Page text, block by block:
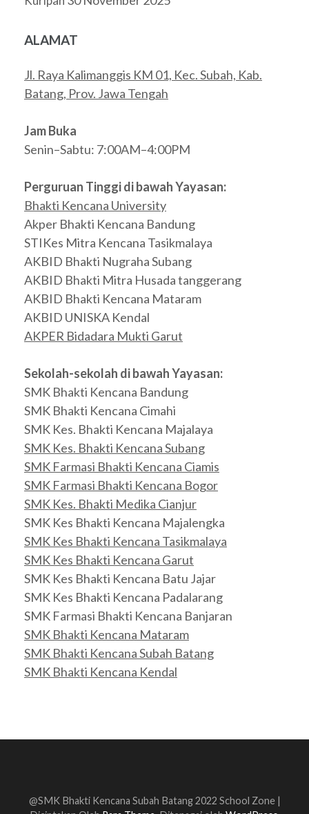
ALAMAT
Jl. Raya Kalimanggis KM 01, Kec. Subah, Kab.
Batang, Prov. Jawa Tengah
Jam Buka
Senin–Sabtu: 7:00AM–4:00PM
Perguruan Tinggi di bawah Yayasan:
Bhakti Kencana University
Akper Bhakti Kencana Bandung
STIKes Mitra Kencana Tasikmalaya
AKBID Bhakti Nugraha Subang
AKBID Bhakti Mitra Husada tanggerang
AKBID Bhakti Kencana Mataram
AKBID UNISKA Kendal
AKPER Bidadara Mukti Garut
Sekolah-sekolah di bawah Yayasan:
SMK Bhakti Kencana Bandung
SMK Bhakti Kencana Cimahi
SMK Kes. Bhakti Kencana Majalaya
SMK Kes. Bhakti Kencana Subang
SMK Farmasi Bhakti Kencana Ciamis
SMK Farmasi Bhakti Kencana Bogor
SMK Kes. Bhakti Medika Cianjur
SMK Kes Bhakti Kencana Majalengka
SMK Kes Bhakti Kencana Tasikmalaya
SMK Kes Bhakti Kencana Garut
SMK Kes Bhakti Kencana Batu Jajar
SMK Kes Bhakti Kencana Padalarang
SMK Farmasi Bhakti Kencana Banjaran
SMK Bhakti Kencana Mataram
SMK Bhakti Kencana Subah Batang
SMK Bhakti Kencana Kendal
@SMK Bhakti Kencana Subah Batang 2022 School Zone |